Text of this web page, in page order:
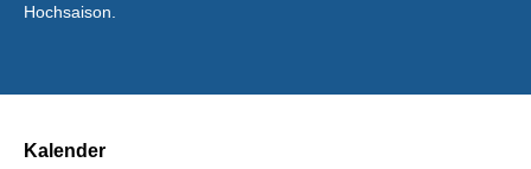
Hochsaison.
Kalender